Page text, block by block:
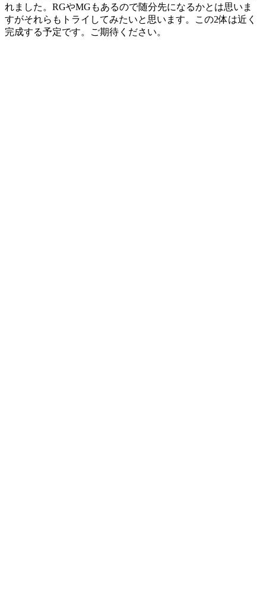
れました。RGやMGもあるので随分先になるかとは思いま
すがそれらもトライしてみたいと思います。この2体は近く
完成する予定です。ご期待ください。